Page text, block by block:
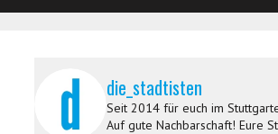
die_stadtisten
Seit 2014 für euch im
Auf gute Nachbarschaft! Eure